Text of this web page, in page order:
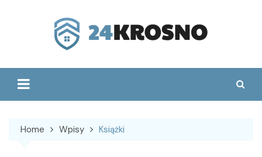
Home Wpisy Książki